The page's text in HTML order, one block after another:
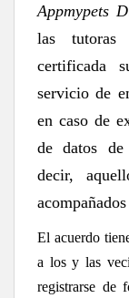
Appmypets
las tutoras
certificada
servicio de
en caso de
de datos de
decir,
El acuerdo
a los y las
registrarse de